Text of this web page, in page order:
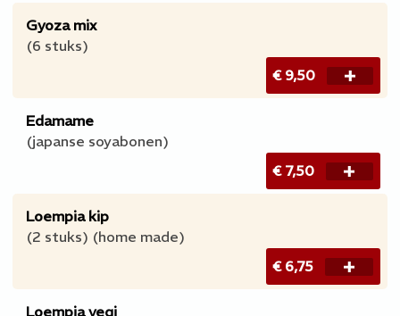
Gyoza mix
(6 stuks)
€ 9,50
Edamame
(japanse soyabonen)
€ 7,50
Loempia kip
(2 stuks) (home made)
€ 6,75
Loempia vegi